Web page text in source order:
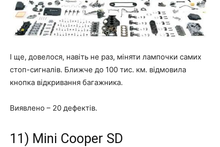
І ще, довелося, навіть не раз, міняти лампочки самих
стоп-сигналів. Ближче до 100 тис. км. відмовила
кнопка відкривання багажника.
Виявлено – 20 дефектів.
11) Mini Cooper SD